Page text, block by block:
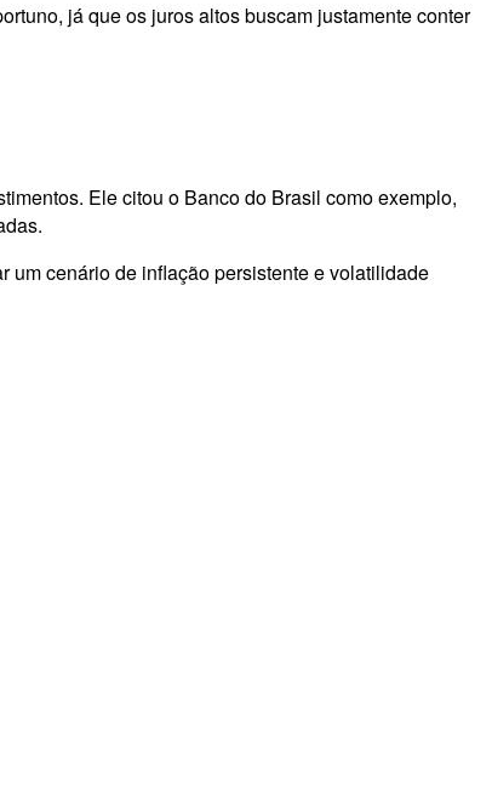
já que os juros altos buscam justamente conter
Ele citou o Banco do Brasil como exemplo,
um cenário de inflação persistente e volatilidade